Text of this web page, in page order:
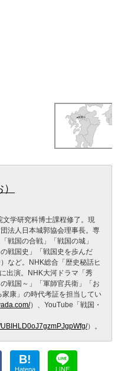
学研究科博士課程修了。現
法人日本城郭協会理事長。専
戦国の合戦」「戦国の城」
戦国史」「戦国史を歩んだ
など。NHK総合「歴史秘話ヒ
出演。NHK大河ドラマ「秀
戦国～」「軍師官兵衛」「お
康」の時代考証を担当してい
）、YouTube「戦国・
）。
B!
Hatena LINE